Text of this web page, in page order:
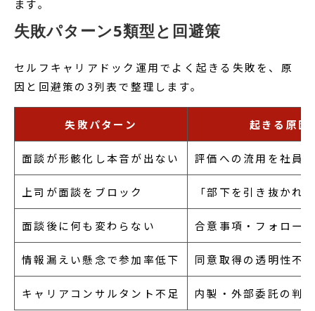
ます。
失敗パターン5類型と回避策
セルフキャリアドック運用でよく起きる失敗を、原
因と回避策の3列表で整理します。
失敗パターン 起きる原因
面談が形骸化し本音が出ない 評価への流用を社員
上司が面談をブロック 「部下を引き抜かれ
面談後に何も変わらない 合意事項・フォロー
情報漏えい懸念で参加率低下 同意取得の透明性不
キャリアコンサルタント不足 内製・外部委託の判